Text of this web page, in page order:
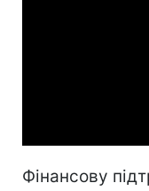
Фінансову